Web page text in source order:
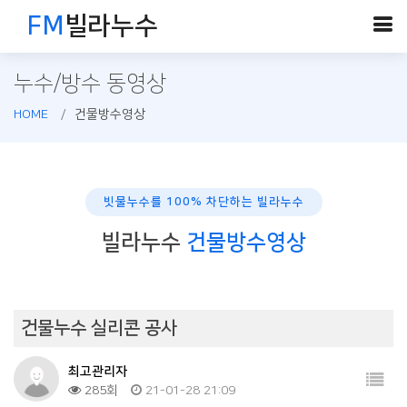
FM 빌라누수
누수/방수 동영상
HOME 건물방수영상
빗물누수를 100% 차단하는 빌라누수
빌라누수 건물방수영상
건물누수 실리콘 공사
최고관리자
285회
21-01-28 21:09